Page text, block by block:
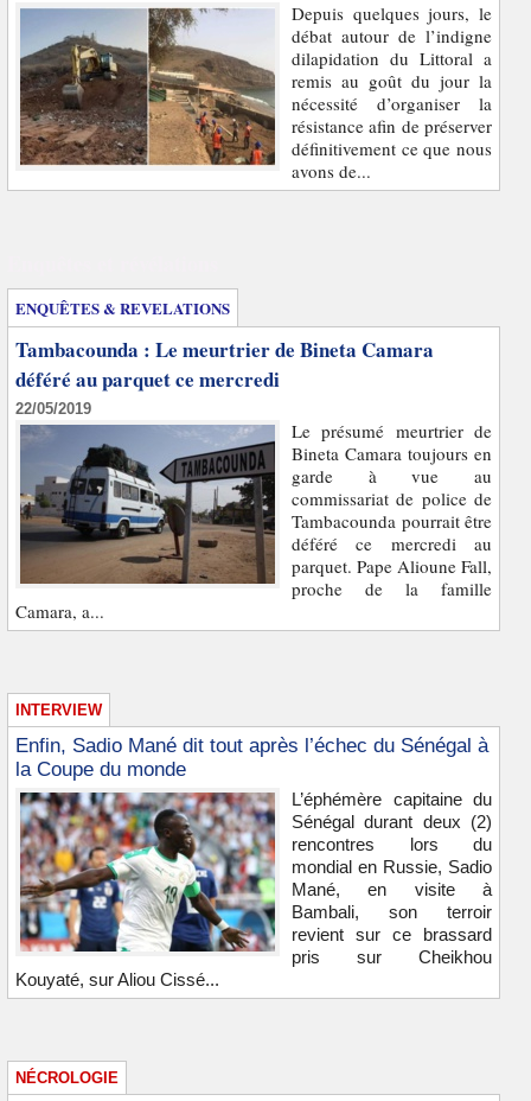
Depuis quelques jours, le
débat autour de l’indigne
dilapidation du Littoral a
remis au goût du jour la
nécessité d’organiser la
résistance afin de préserver
définitivement ce que nous
avons de...
ENQUÊTES & REVELATIONS
Tambacounda : Le meurtrier de Bineta Camara
déféré au parquet ce mercredi
22/05/2019
Le présumé meurtrier de
Bineta Camara toujours en
garde à vue au
commissariat de police de
Tambacounda pourrait être
déféré ce mercredi au
parquet. Pape Alioune Fall,
proche de la famille
Camara, a...
INTERVIEW
Enfin, Sadio Mané dit tout après l’échec du Sénégal à
la Coupe du monde
L’éphémère capitaine du
Sénégal durant deux (2)
rencontres lors du
mondial en Russie, Sadio
Mané, en visite à
Bambali, son terroir
revient sur ce brassard
pris sur Cheikhou
Kouyaté, sur Aliou Cissé...
NÉCROLOGIE